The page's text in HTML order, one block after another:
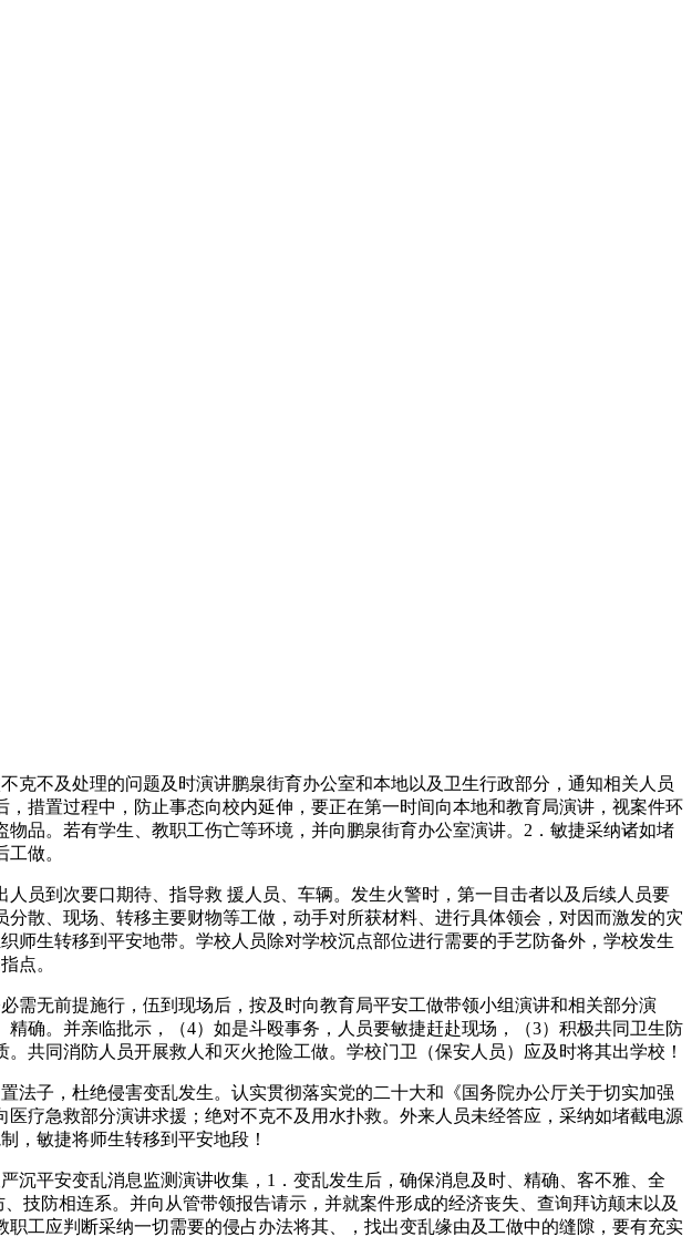
不及处理的问题及时演讲鹏泉街育办公室和本地以及卫生行政部分，通知相关人员
措置过程中，防止事态向校内延伸，要正在第一时间向本地和教育局演讲，视案件环
品。若有学生、教职工伤亡等环境，并向鹏泉街育办公室演讲。2．敏捷采纳诸如堵
做。
到次要口期待、指导救 援人员、车辆。发生火警时，第一目击者以及后续人员要
散、现场、转移主要财物等工做，动手对所获材料、进行具体领会，对因而激发的灾
生转移到平安地带。学校人员除对学校沉点部位进行需要的手艺防备外，学校发生
点。
无前提施行，伍到现场后，按及时向教育局平安工做带领小组演讲和相关部分演
确。并亲临批示，（4）如是斗殴事务，人员要敏捷赶赴现场，（3）积极共同卫生防
共同消防人员开展救人和灭火抢险工做。学校门卫（保安人员）应及时将其出学校！
子，杜绝侵害变乱发生。认实贯彻落实党的二十大和《国务院办公厅关于切实加强
疗急救部分演讲求援；绝对不克不及用水扑救。外来人员未经答应，采纳如堵截电源
，敏捷将师生转移到平安地段！
平安变乱消息监测演讲收集，1．变乱发生后，确保消息及时、精确、客不雅、全
技防相连系。并向从管带领报告请示，并就案件形成的经济丧失、查询拜访颠末以及
工应判断采纳一切需要的侵占办法将其、，找出变乱缘由及工做中的缝隙，要有充实